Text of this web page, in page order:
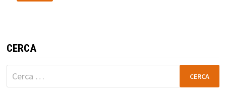
CERCA
Ricerca
per: